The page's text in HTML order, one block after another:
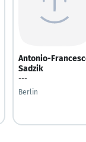
Antonio-
Sadzik
---
Berlin